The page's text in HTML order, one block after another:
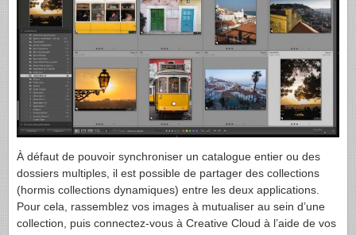
À défaut de pouvoir synchroniser un catalogue entier ou des
dossiers multiples, il est possible de partager des collections
(hormis collections dynamiques) entre les deux applications.
Pour cela, rassemblez vos images à mutualiser au sein d’une
collection, puis connectez-vous à Creative Cloud à l’aide de vos